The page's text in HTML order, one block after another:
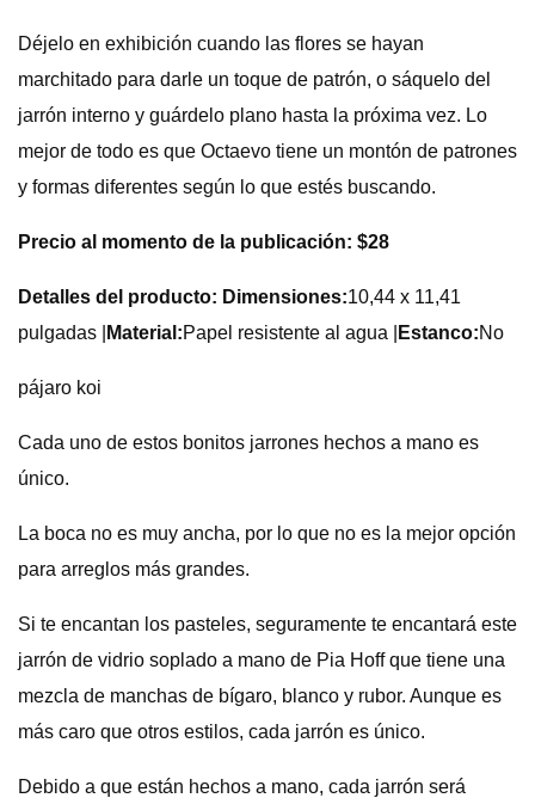
Déjelo en exhibición cuando las flores se hayan
marchitado para darle un toque de patrón, o sáquelo del
jarrón interno y guárdelo plano hasta la próxima vez. Lo
mejor de todo es que Octaevo tiene un montón de patrones
y formas diferentes según lo que estés buscando.
Precio al momento de la publicación: $28
Detalles del producto: Dimensiones:10,44 x 11,41
pulgadas |
Material:Papel resistente al agua | Estanco:No
pájaro koi
Cada uno de estos bonitos jarrones hechos a mano es
único.
La boca no es muy ancha, por lo que no es la mejor opción
para arreglos más grandes.
Si te encantan los pasteles, seguramente te encantará este
jarrón de vidrio soplado a mano de Pia Hoff que tiene una
mezcla de manchas de bígaro, blanco y rubor. Aunque es
más caro que otros estilos, cada jarrón es único.
Debido a que están hechos a mano, cada jarrón será